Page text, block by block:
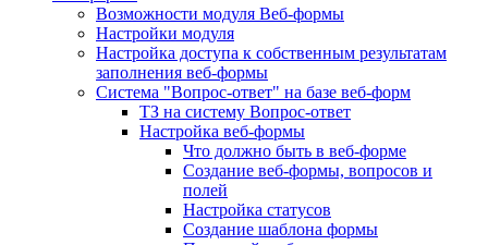
Возможности модуля Веб-формы
Настройки модуля
Настройка доступа к собственным результатам
заполнения веб-формы
Система "Вопрос-ответ" на базе веб-форм
ТЗ на систему Вопрос-ответ
Настройка веб-формы
Что должно быть в веб-форме
Создание веб-формы, вопросов и
полей
Настройка статусов
Создание шаблона формы